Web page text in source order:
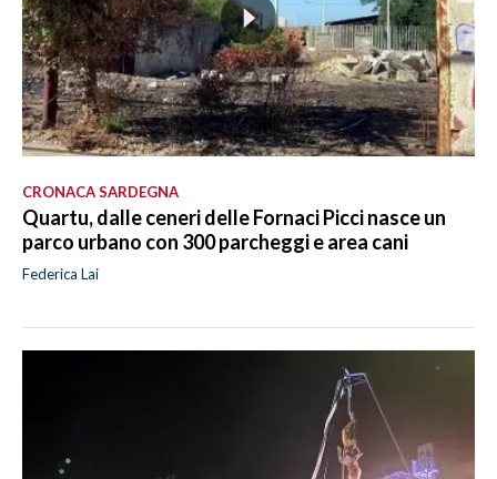
CRONACA SARDEGNA
Quartu, dalle ceneri delle Fornaci Picci nasce un
parco urbano con 300 parcheggi e area cani
Federica Lai